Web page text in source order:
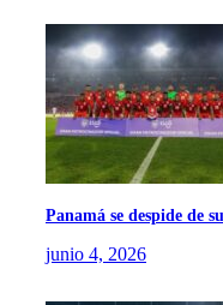
Panamá se despide de
junio 4, 2026